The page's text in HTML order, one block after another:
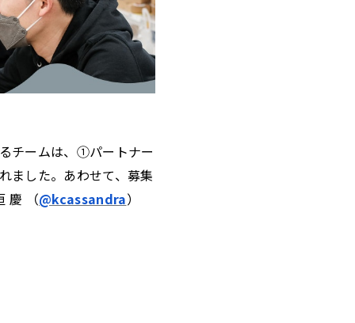
チームは、①パートナー
ました。あわせて、募集
慶 （@kcassandra）